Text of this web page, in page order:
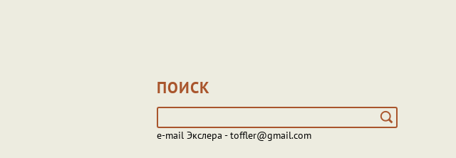
ПОИСК
e-mail Экслера - toffler@gmail.com